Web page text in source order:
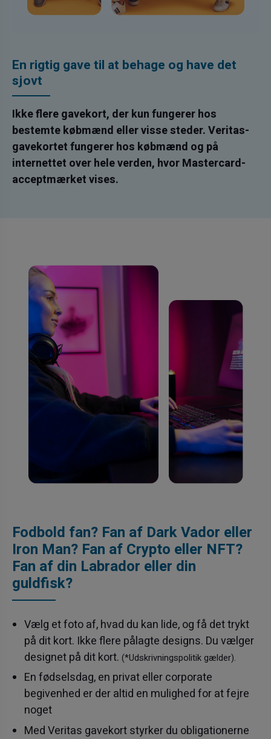
En rigtig gave til at behage og have det
sjovt
Ikke flere gavekort, der kun fungerer hos
bestemte købmænd eller visse steder. Veritas-
gavekortet fungerer hos købmænd og på
internettet over hele verden, hvor Mastercard-
acceptmærket vises.
Fodbold fan? Fan af Dark Vador eller
Iron Man? Fan af Crypto eller NFT?
Fan af din Labrador eller din
guldfisk?
Vælg et foto af, hvad du kan lide, og få det trykt
på dit kort. Ikke flere pålagte designs. Du vælger
designet på dit kort. (*Udskrivningspolitik gælder).
En fødselsdag, en privat eller corporate
begivenhed er der altid en mulighed for at fejre
noget
Med Veritas gavekort styrker du obligationerne